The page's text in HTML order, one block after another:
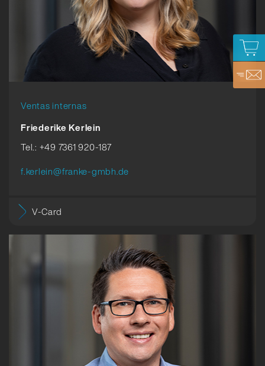
Ventas internas
Friederike Kerlein
Tel.: +49 7361 920-187
f.kerlein@franke-gmbh.de
V-Card